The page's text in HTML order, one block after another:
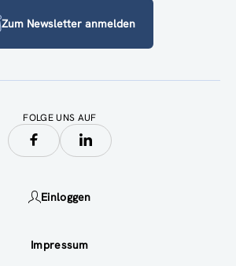
Zum Newsletter anmelden
FOLGE UNS AUF
Einloggen
Impressum